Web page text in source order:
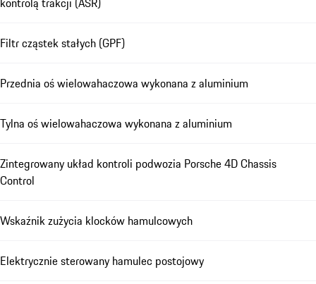
Filtr cząstek stałych (GPF)
Przednia oś wielowahaczowa wykonana z aluminium
Tylna oś wielowahaczowa wykonana z aluminium
Zintegrowany układ kontroli podwozia Porsche 4D Chassis
Control
Wskaźnik zużycia klocków hamulcowych
Elektrycznie sterowany hamulec postojowy